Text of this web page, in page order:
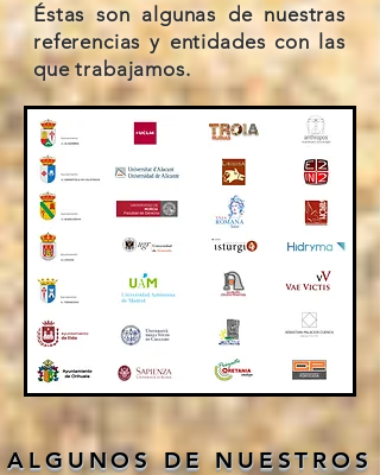
Éstas son algunas de nuestras
referencias y entidades con las
que trabajamos.
ALGUNOS DE NUESTROS